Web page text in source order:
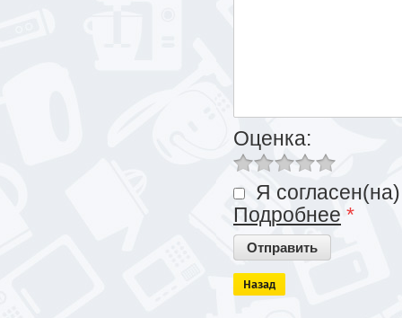
Оценка:
Я
Подробнее *
Назад